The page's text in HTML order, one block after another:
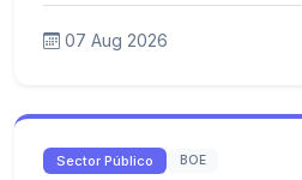
07 Aug 2026
Sector Público BOE